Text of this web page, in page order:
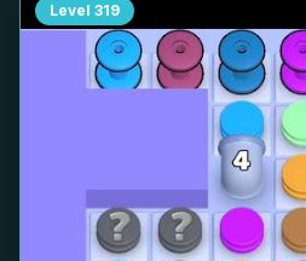
Level 319